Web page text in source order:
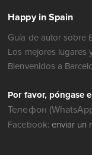
Happy in Spain
Guía de autor sobre
Los mejores lugares
Bienvenidos a
Por favor, póngase
Телефон
Facebook: enviar un